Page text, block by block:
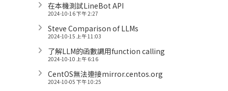
在本機測試LineBot API
2024-10-16 下午 2:27
Steve Comparison of LLMs
2024-10-15 上午 11:03
了解LLM的函數調用function calling
2024-10-10 上午 6:16
CentOS無法連接mirror.centos.org
2024-10-05 下午 10:25